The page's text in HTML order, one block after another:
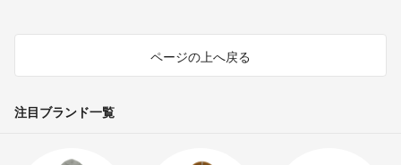
ページの上へ戻る
注目ブランド一覧